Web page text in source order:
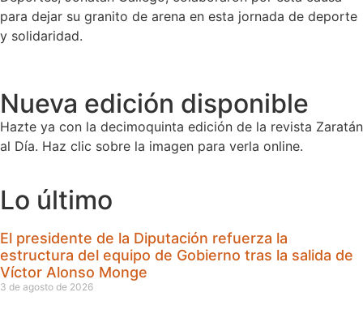
para dejar su granito de arena en esta jornada de deporte
y solidaridad.
Nueva edición disponible
Hazte ya con la decimoquinta edición de la revista Zaratán
al Día. Haz clic sobre la imagen para verla online.
Lo último
El presidente de la Diputación refuerza la
estructura del equipo de Gobierno tras la salida de
Víctor Alonso Monge
3 de agosto de 2026